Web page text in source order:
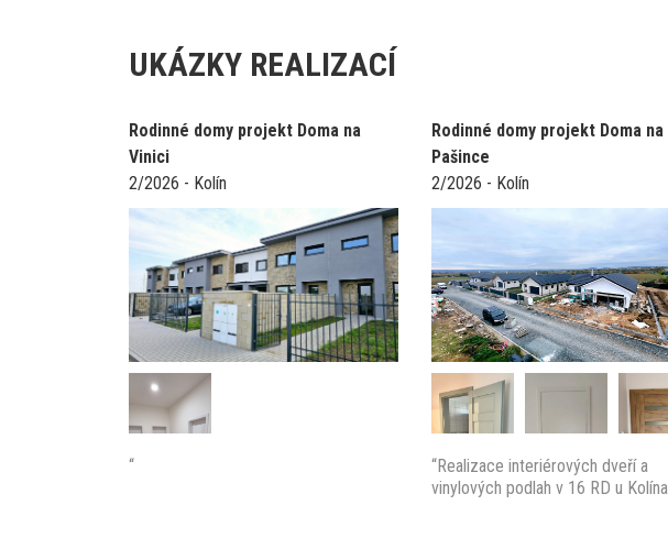
UKÁZKY REALIZACÍ
Rodinné domy projekt Doma na
Vinici
2/2026 - Kolín
“
Rodinné domy projekt Doma na
Pašince
2/2026 - Kolín
“Realizace interiérových dveří a
vinylových podlah v 16 RD u Kolína